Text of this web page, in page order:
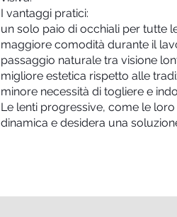
I vantaggi pratici:
un solo paio di occhiali per tutte
maggiore comodità durante il
passaggio naturale tra visione
migliore estetica rispetto alle
minore necessità di togliere e
Le lenti progressive, come le
dinamica e desidera una